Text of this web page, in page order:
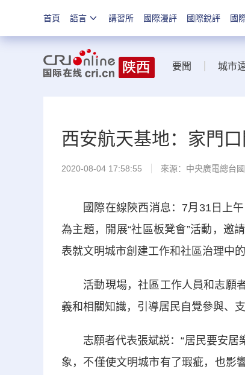
首頁 語言 講習所 國際漫評 國際銳評 國
要聞 城市
西安航天基地：家門口
2020-08-04 17:58:55 來源： 中央廣電總台
國際在線陝西消息：7月31日上午
為主題，開展“社區板凳會”活動，邀
表就文明城市創建工作和社區治理中
活動現場，社區工作人員和志願者
義和相關知識，引導居民自覺參與、
志願者代表張斌説：“居民要安居
象，不僅使文明城市有了瑕疵，也影